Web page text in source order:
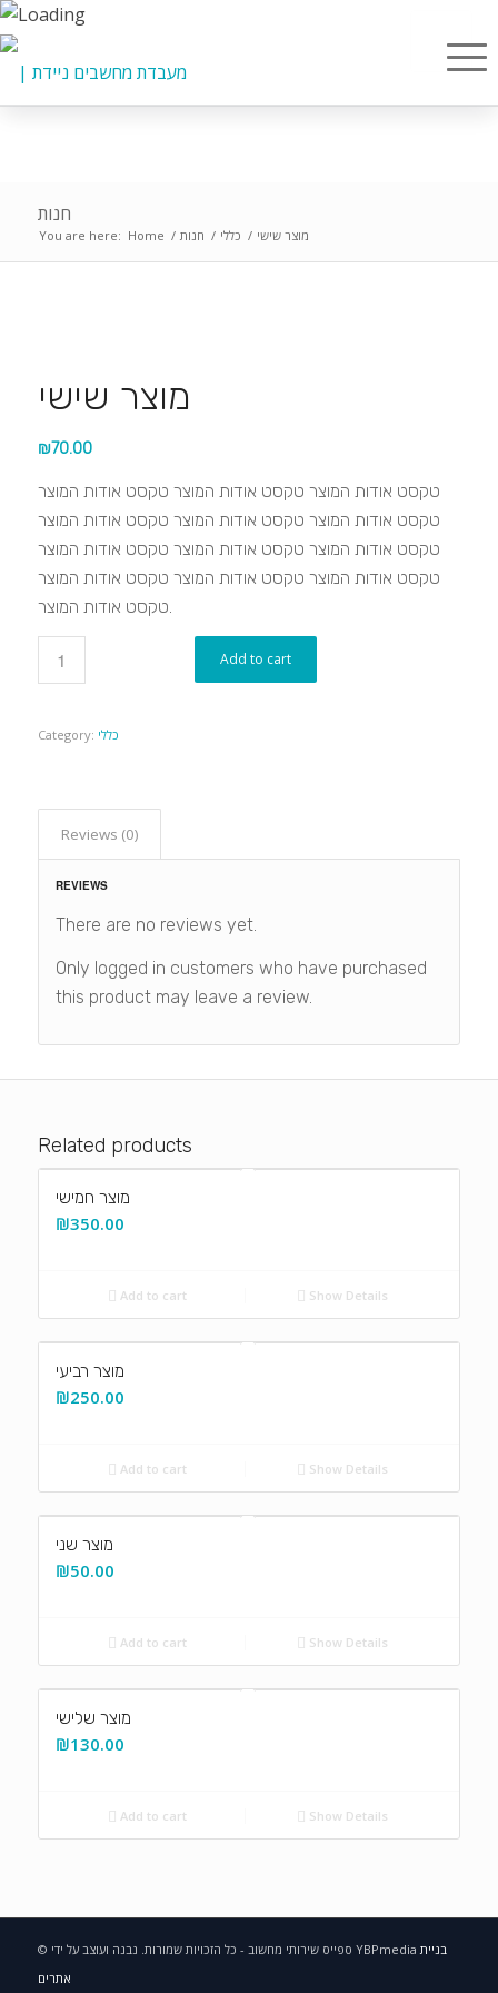
חנות
You are here: Home / חנות / כללי / מוצר שישי
מוצר שישי
₪70.00
טקסט אודות המוצר טקסט אודות המוצר טקסט אודות המוצר
טקסט אודות המוצר טקסט אודות המוצר טקסט אודות המוצר
טקסט אודות המוצר טקסט אודות המוצר טקסט אודות המוצר
טקסט אודות המוצר טקסט אודות המוצר טקסט אודות המוצר
Add to cart
Category: כללי
Reviews (0)
REVIEWS
There are no reviews yet.
Only logged in customers who have purchased
this product may leave a review.
Related products
מוצר חמישי
₪350.00
Add to cart Show Details
מוצר רביעי
₪250.00
Add to cart Show Details
מוצר שני
₪50.00
Add to cart Show Details
מוצר שלישי
₪130.00
Add to cart Show Details
© ספייס שירותי מחשוב - כל הזכויות שמורות. נבנה ועוצב על ידי YBPmedia בניית
אתרים